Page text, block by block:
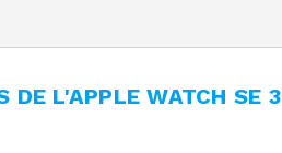
DE L'APPLE WATCH SE 3